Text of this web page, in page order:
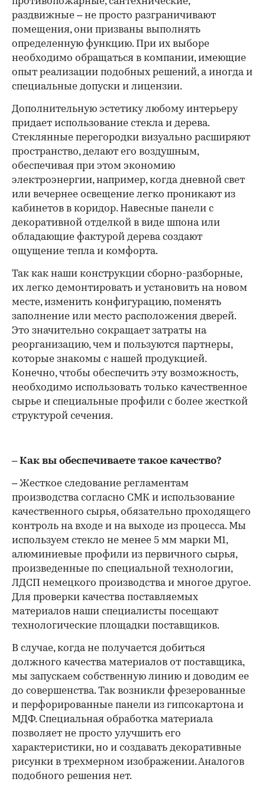
раздвижные – не просто разграничивают
помещения, они призваны выполнять
определенную функцию. При их выборе
необходимо обращаться в компании, имеющие
опыт реализации подобных решений, а иногда и
специальные допуски и лицензии.
Дополнительную эстетику любому интерьеру
придает использование стекла и дерева.
Стеклянные перегородки визуально расширяют
пространство, делают его воздушным,
обеспечивая при этом экономию
электроэнергии, например, когда дневной свет
или вечернее освещение легко проникают из
кабинетов в коридор. Навесные панели с
декоративной отделкой в виде шпона или
обладающие фактурой дерева создают
ощущение тепла и комфорта.
Так как наши конструкции сборно-разборные,
их легко демонтировать и установить на новом
месте, изменить конфигурацию, поменять
заполнение или место расположения дверей.
Это значительно сокращает затраты на
реорганизацию, чем и пользуются партнеры,
которые знакомы с нашей продукцией.
Конечно, чтобы обеспечить эту возможность,
необходимо использовать только качественное
сырье и специальные профили с более жесткой
структурой сечения.
– Как вы обеспечиваете такое качество?
– Жесткое следование регламентам
производства согласно СМК и использование
качественного сырья, обязательно проходящего
контроль на входе и на выходе из процесса. Мы
используем стекло не менее 5 мм марки М1,
алюминиевые профили из первичного сырья,
произведенные по специальной технологии,
ЛДСП немецкого производства и многое другое.
Для проверки качества поставляемых
материалов наши специалисты посещают
технологические площадки поставщиков.
В случае, когда не получается добиться
должного качества материалов от поставщика,
мы запускаем собственную линию и доводим ее
до совершенства. Так возникли фрезерованные
и перфорированные панели из гипсокартона и
МДФ. Специальная обработка материала
позволяет не просто улучшить его
характеристики, но и создавать декоративные
рисунки в трехмерном изображении. Аналогов
подобного решения нет.